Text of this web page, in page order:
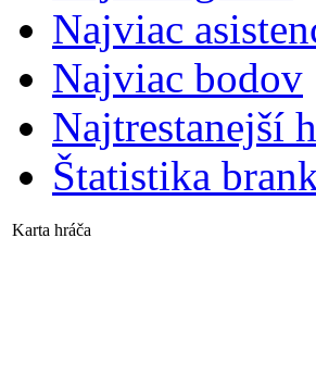
Najviac
Najviac bodov
Najtrestanejší
Štatistika
Karta hráča